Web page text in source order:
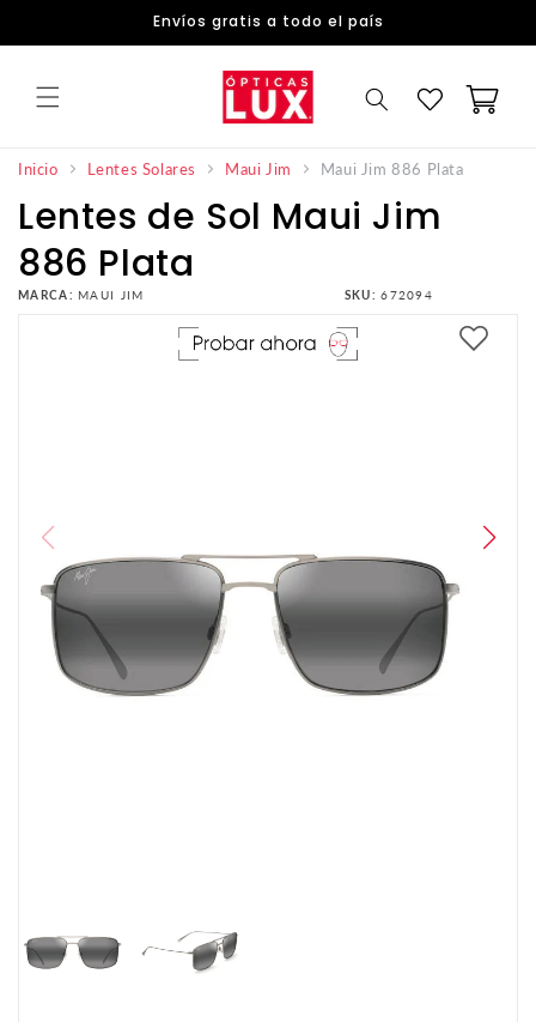
Envíos gratis a todo el país
Carrito
Inicio Lentes Solares Maui Jim Maui Jim 886 Plata
Lentes de Sol Maui Jim
886 Plata
MARCA: MAUI JIM SKU:672094